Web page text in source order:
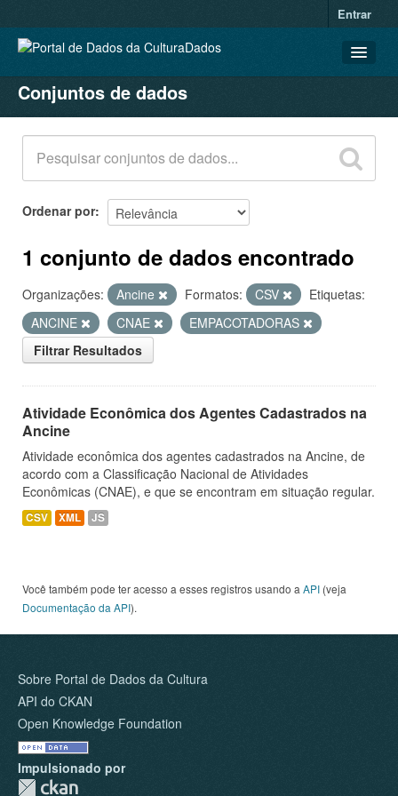
Entrar
CONJUNTOS DE DADOS
ORGANIZAÇÕES
GRUPOS
SOBRE
Conjuntos de dados
Ordenar por
1 conjunto de dados encontrado
Organizações: Ancine Formatos: CSV
Etiquetas:
ANCINE
CNAE
EMPACOTADORAS
Filtrar Resultados
Atividade Econômica dos Agentes Cadastrados na
Ancine
Atividade econômica dos agentes cadastrados na Ancine, de
acordo com a Classificação Nacional de Atividades
Econômicas (CNAE), e que se encontram em situação regular.
CSV XML JS
Você também pode ter acesso a esses registros usando a API (veja
Documentação da API).
Sobre Portal de Dados da Cultura
API do CKAN
Open Knowledge Foundation
Impulsionado por